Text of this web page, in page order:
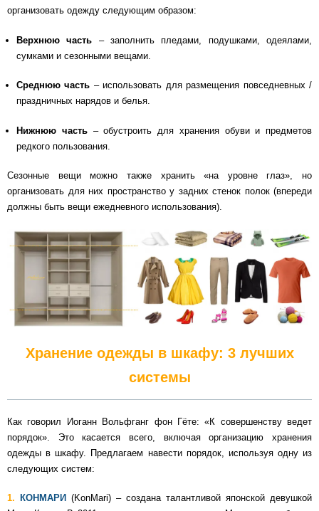
Статьи
организовать одежду следующим образом:
Верхнюю часть – заполнить пледами, подушками, одеялами,
сумками и сезонными вещами.
Среднюю часть – использовать для размещения повседневных /
праздничных нарядов и белья.
Нижнюю часть– обустроить для хранения обуви и предметов
редкого пользования.
Сезонные вещи можно также хранить «на уровне глаз», но
организовать для них пространство у задних стенок полок (впереди
должны быть вещи ежедневного использования).
Хранение одежды в шкафу: 3 лучших
системы
Как говорил Иоганн Вольфганг фон Гёте: «К совершенству ведет
порядок». Это касается всего, включая организацию хранения
одежды в шкафу. Предлагаем навести порядок, используя одну из
следующих систем:
1. КОНМАРИ (KonMari) – создана талантливой японской девушкой